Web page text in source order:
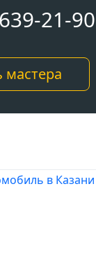
21-90
мастера